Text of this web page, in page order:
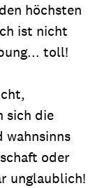
höchsten
ist nicht
toll!
sich die
wahnsinns
oder
unglaublich!